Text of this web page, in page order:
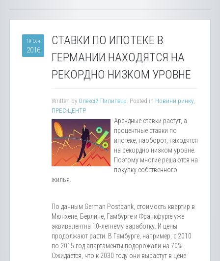
19 Сен
2016
СТАВКИ ПО ИПОТЕКЕ В
ГЕРМАНИИ НАХОДЯТСЯ НА
РЕКОРДНО НИЗКОМ УРОВНЕ
Written by Олексій Пилипець. Posted in Новини ринку,
ПРЕС-ЦЕНТР
Арендные ставки растут, а
процентные ставки по
ипотеке, наоборот, находятся
на рекордно низком уровне.
Поэтому многие решаются на
покупку собственного
жилья.
По данным German Postbank, стоимость квартир в
Мюнхене, Берлине, Гамбурге и Франкфурте уже
эквивалентна 10-летнему заработку. И цены
продолжают расти. В Гамбурге, например, с 2010
по 2015 год апартаменты подорожали на 70%.
Ожидается, что к 2030 году они вырастут в цене